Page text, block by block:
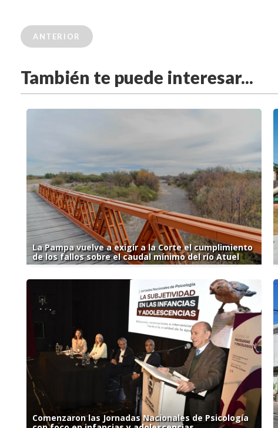
ANTERIOR
También te puede interesar...
La Pampa vuelve a exigir a la Corte el cumplimiento
de los fallos sobre el caudal mínimo del río Atuel
Comenzaron las Jornadas Nacionales de Psicología